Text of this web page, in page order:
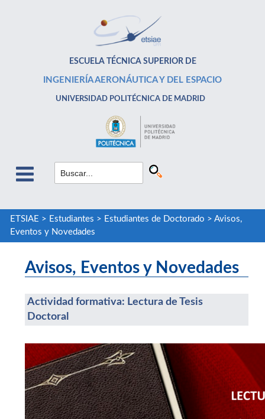
ESCUELA TÉCNICA SUPERIOR DE
INGENIERÍA AERONÁUTICA Y DEL ESPACIO
UNIVERSIDAD POLITÉCNICA DE MADRID
ETSIAE > Estudiantes > Estudiantes de Doctorado > Avisos,
Eventos y Novedades
Avisos, Eventos y Novedades
Actividad formativa: Lectura de Tesis
Doctoral